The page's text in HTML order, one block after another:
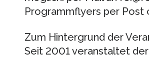
Programmflyers per Post
Zum Hintergrund der
Seit 2001 veranstaltet